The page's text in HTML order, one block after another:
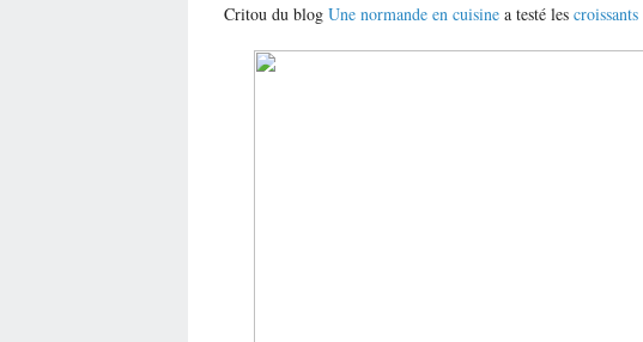
Critou du blog Une normande en cuisine a testé les croissants